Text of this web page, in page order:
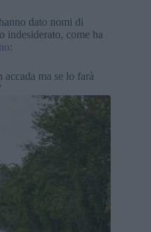
dato nomi di
indesiderato, come ha
:
ma se lo farà